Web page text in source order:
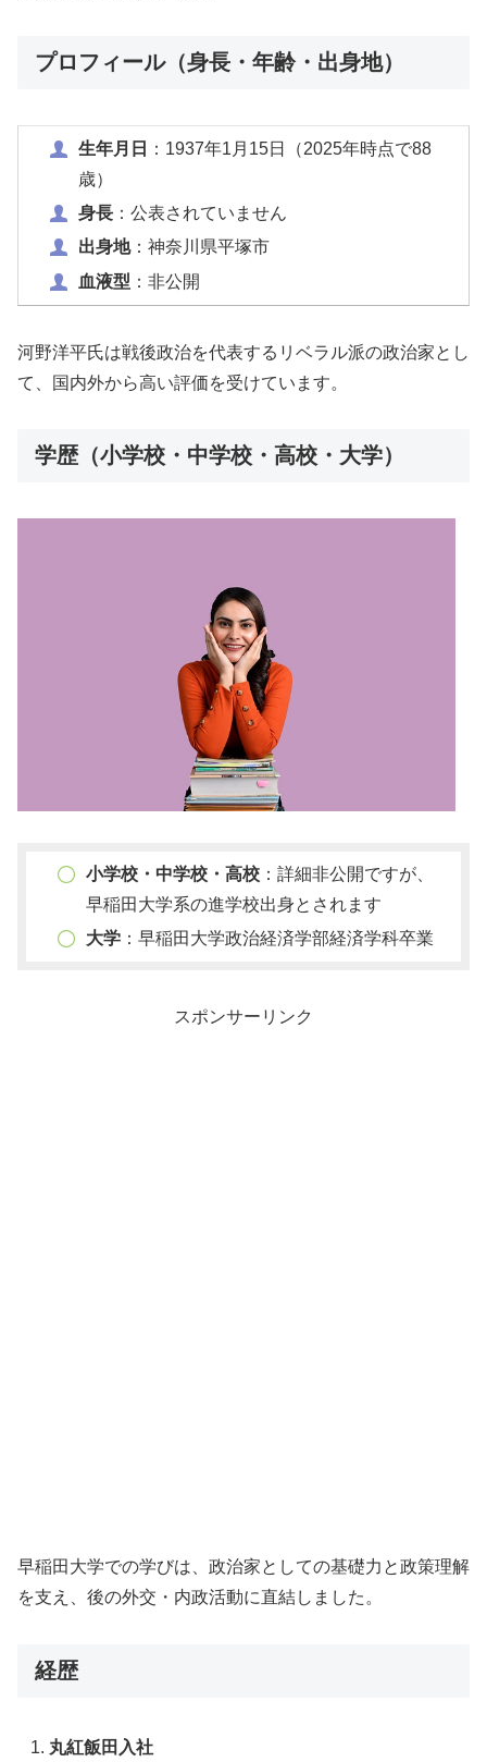
プロフィール（身長・年齢・出身地）
生年月日
：1937年1月15日（2025年時点で88
歳）
身長：公表されていません
出身地：神奈川県平塚市
血液型 ：非公開
河野洋平氏は戦後政治を代表するリベラル派の政治家とし
て、国内外から高い評価を受けています。
学歴（小学校・中学校・高校・大学）
小学校・中学校・高校：詳細非公開ですが、
早稲田大学系の進学校出身とされます
大学：早稲田大学政治経済学部経済学科卒業
スポンサーリンク
早稲田大学での学びは、政治家としての基礎力と政策理解
を支え、後の外交・内政活動に直結しました。
経歴
丸紅飯田入社